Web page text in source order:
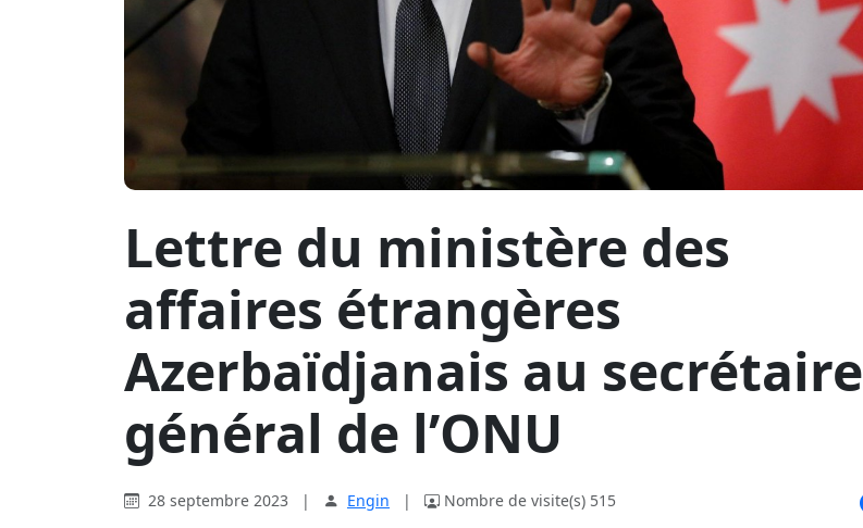
Lettre du ministère des
affaires étrangères
Azerbaïdjanais au secrétaire
général de l’ONU
28 septembre 2023 | Engin | Nombre de visite(s) 515